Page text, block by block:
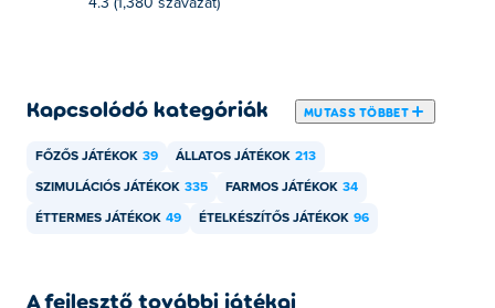
4.3 (1,380 szavazat)
Kapcsolódó kategóriák MUTASS TÖBBET
FŐZŐS JÁTÉKOK 39 ÁLLATOS JÁTÉKOK 213
SZIMULÁCIÓS JÁTÉKOK 335 FARMOS JÁTÉKOK 34
ÉTTERMES JÁTÉKOK 49 ÉTELKÉSZÍTŐS JÁTÉKOK 96
A fejlesztő további játékai